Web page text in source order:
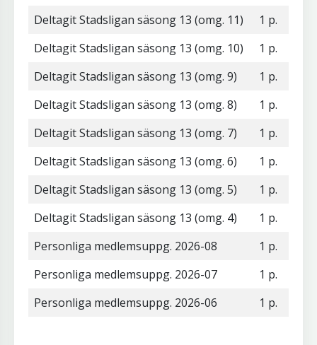
Deltagit Stadsligan säsong 13 (omg. 11)
1 p.
Deltagit Stadsligan säsong 13 (omg. 10)
1 p.
Deltagit Stadsligan säsong 13 (omg. 9)
1 p.
Deltagit Stadsligan säsong 13 (omg. 8)
1 p.
Deltagit Stadsligan säsong 13 (omg. 7)
1 p.
Deltagit Stadsligan säsong 13 (omg. 6)
1 p.
Deltagit Stadsligan säsong 13 (omg. 5)
1 p.
Deltagit Stadsligan säsong 13 (omg. 4)
1 p.
Personliga medlemsuppg. 2026-08
1 p.
Personliga medlemsuppg. 2026-07
1 p.
Personliga medlemsuppg. 2026-06
1 p.